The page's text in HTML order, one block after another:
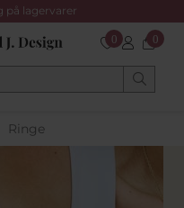
på lagervarer
0 0
Ringe